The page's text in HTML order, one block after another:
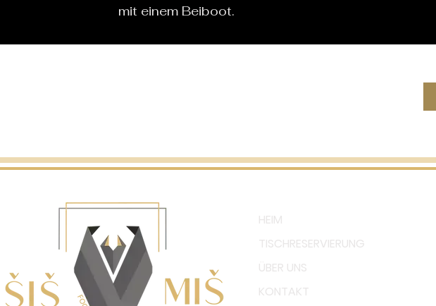
mit einem Beiboot.
HEIM
TISCHRESERVIERUNG
ÜBER UNS
KONTAKT